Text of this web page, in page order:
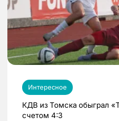
Интересное
КДВ из Томска обыграл
счетом 4:3